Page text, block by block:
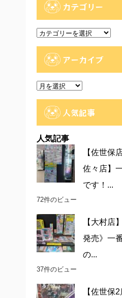
カテゴリー
カ
アーカイブ
ア
人気記事
人気記事
【佐世保
佐々店】
です！...
72件のビュー
【大村店
発売》一
の...
37件のビュー
【佐世保